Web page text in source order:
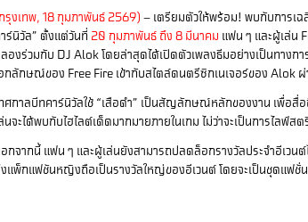
รุงเทพ, 18 กุมภาพันธ์ 2569) – เตรียมตัวให้พร้อม! พบกับการเ
ร์นิวัล” ตั้งแต่วันที่ 20 กุมภาพันธ์ ถึง 8 มีนาคม แฟน ๆ และผู้เล่น
องร่วมกับ DJ Alok โดยล่าสุดได้เปิดตัวเพลงธีมอย่างเป็นทางก
กลักษณ์ของ Free Fire เข้ากับสไตล์ดนตรีซิกเนเจอร์ของ Alok
ศกาลบีทคาร์นิวัลใช้ “เสือดำ” เป็นสัญลักษณ์หลักของงาน เพื่อสื่
นจะได้พบกับไฮไลต์เด็ดมากมายภายในเกม ไม่ว่าจะเป็นการไล
กจากนี้ แฟน ๆ และผู้เล่นยังสามารถปลดล็อกรางวัลประจำอีเว
แพ็กแฟชันหญิงถือเป็นรางวัลใหญ่ของอีเวนต์ โดยจะเป็นชุดแฟชั่